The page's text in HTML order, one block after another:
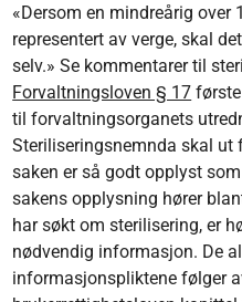
«Dersom en mindreårig over
representert av verge, skal
selv.» Se kommentarer til
Forvaltningsloven § 17
til forvaltningsorganets
Steriliseringsnemnda skal ut
saken er så godt opplyst
sakens opplysning hører
har søkt om sterilisering, er
nødvendig informasjon. De
informasjonspliktene følger